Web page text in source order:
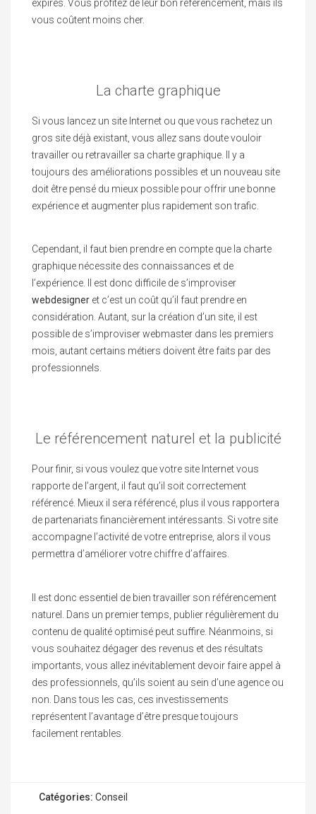
expirés. Vous profitez de leur bon référencement, mais ils
vous coûtent moins cher.
La charte graphique
Si vous lancez un site Internet ou que vous rachetez un
gros site déjà existant, vous allez sans doute vouloir
travailler ou retravailler sa charte graphique. Il y a
toujours des améliorations possibles et un nouveau site
doit être pensé du mieux possible pour offrir une bonne
expérience et augmenter plus rapidement son trafic.
Cependant, il faut bien prendre en compte que la charte
graphique nécessite des connaissances et de
l’expérience. Il est donc difficile de s’improviser
webdesigner et c’est un coût qu’il faut prendre en
considération. Autant, sur la création d’un site, il est
possible de s’improviser webmaster dans les premiers
mois, autant certains métiers doivent être faits par des
professionnels.
Le référencement naturel et la publicité
Pour finir, si vous voulez que votre site Internet vous
rapporte de l’argent, il faut qu’il soit correctement
référencé. Mieux il sera référencé, plus il vous rapportera
de partenariats financièrement intéressants. Si votre site
accompagne l’activité de votre entreprise, alors il vous
permettra d’améliorer votre chiffre d’affaires.
Il est donc essentiel de bien travailler son référencement
naturel. Dans un premier temps, publier régulièrement du
contenu de qualité optimisé peut suffire. Néanmoins, si
vous souhaitez dégager des revenus et des résultats
importants, vous allez inévitablement devoir faire appel à
des professionnels, qu’ils soient au sein d’une agence ou
non. Dans tous les cas, ces investissements
représentent l’avantage d’être presque toujours
facilement rentables.
Catégories: Conseil